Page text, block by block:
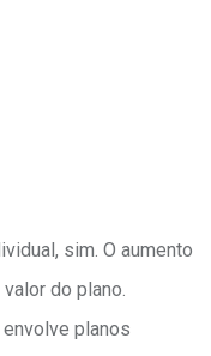
sim. O aumento
do plano.
envolve planos